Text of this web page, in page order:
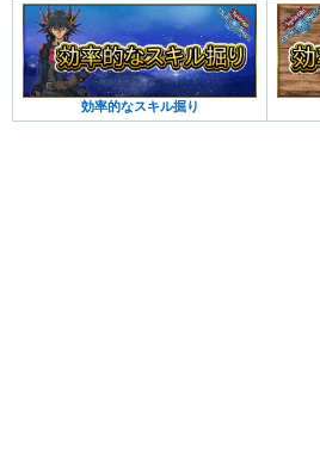
効率的なスキル掘り